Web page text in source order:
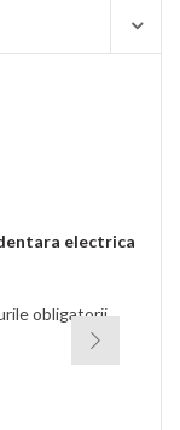
electrica
obligatorii